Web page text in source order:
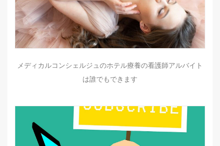
メディカルコンシェルジュのホテル療養の看護師アルバイト
は誰でもできます